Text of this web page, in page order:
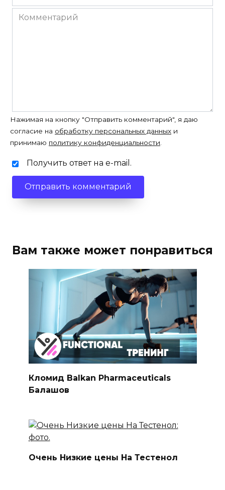
*
Комментарий
Нажимая на кнопку "Отправить комментарий", я даю
согласие на обработку персональных данных и
принимаю политику конфиденциальности
Получить ответ на e-mail.
Вам также может понравиться
Кломид Balkan Pharmaceuticals
Балашов
Очень Низкие цены На Тестенол